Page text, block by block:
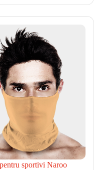
sportivi Naroo